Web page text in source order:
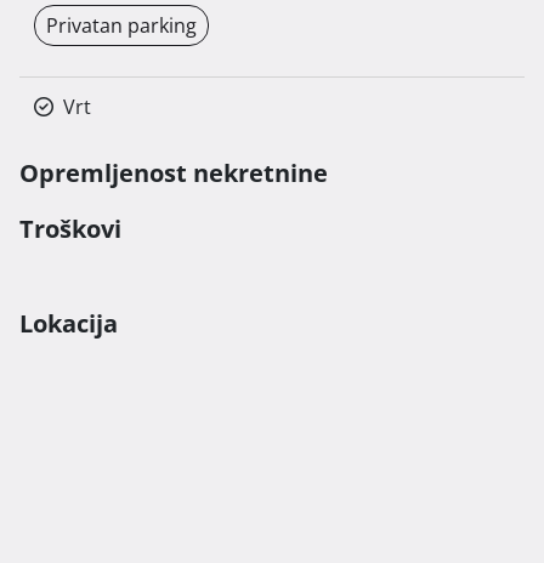
Privatan parking
Vrt
Opremljenost nekretnine
Troškovi
Lokacija